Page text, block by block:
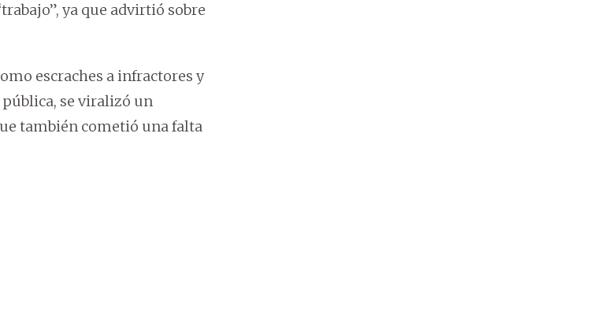
ya que advirtió sobre
escraches a infractores y
se viralizó un
también cometió una falta